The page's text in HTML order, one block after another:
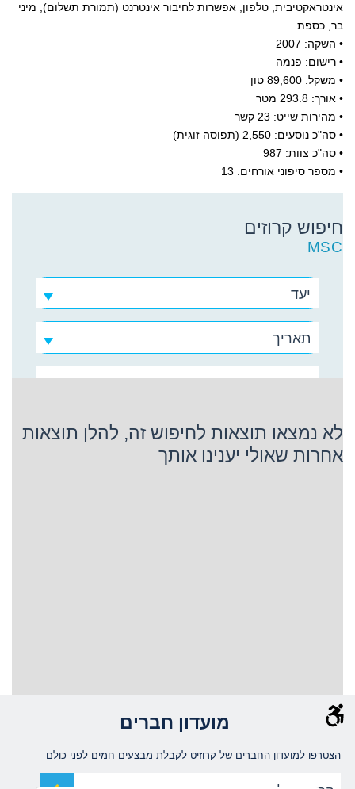
אינטראקטיבית, טלפון, אפשרות לחיבור אינטרנט (תמורת תשלום), מיני
בר, כספת.
• השקה: 2007
• רישום: פנמה
• משקל: 89,600 טון
• אורך: 293.8 מטר
• מהירות שייט: 23 קשר
• סה"כ נוסעים: 2,550 (תפוסה זוגית)
• סה"כ צוות: 987
• מספר סיפוני אורחים: 13
חיפוש קרוזים
MSC
יעד
תאריך
MSC
לא נמצאו תוצאות לחיפוש זה, להלן תוצאות
אחרות שאולי יענינו אותך
מועדון חברים
הצטרפו למועדון החברים של קרוזיט לקבלת מבצעים חמים לפני כולם